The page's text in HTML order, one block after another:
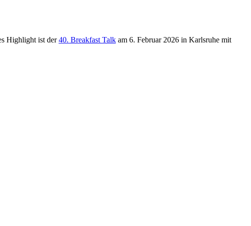
Highlight ist der40. Breakfast Talkam 6. Februar 2026 in Karlsruhe mit